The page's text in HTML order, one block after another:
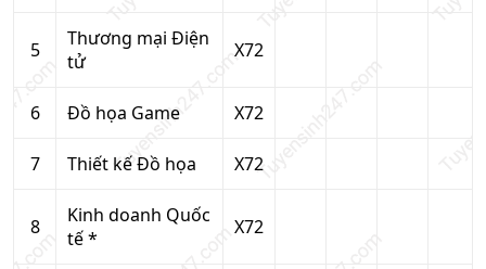
5
Thương mại Điện
tử
X72
6 Đồ họa Game X72
7 Thiết kế Đồ họa X72
8
Kinh doanh Quốc
tế *
X72